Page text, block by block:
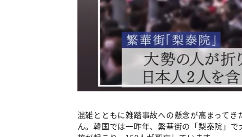
混雑とともに雑踏事故への懸念が高まって
ん。韓国では一昨年、繁華街の「梨泰院」